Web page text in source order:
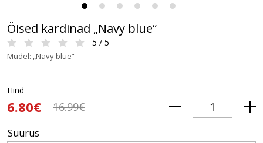
Öised kardinad „Navy blue“
5 / 5
Mudel: „Navy blue“
Hind
6.80€ 16.99€
Suurus